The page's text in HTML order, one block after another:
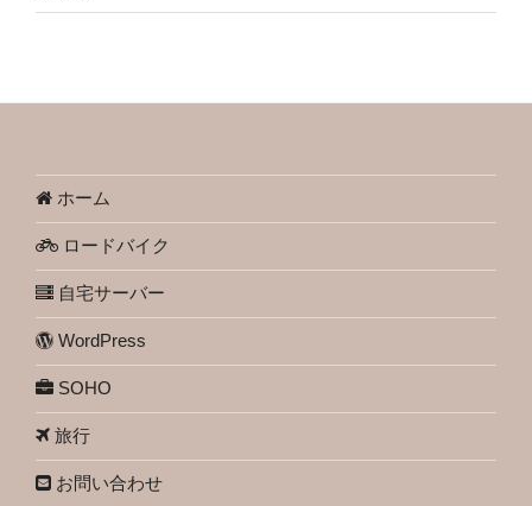
ホーム
ロードバイク
自宅サーバー
WordPress
SOHO
旅行
お問い合わせ